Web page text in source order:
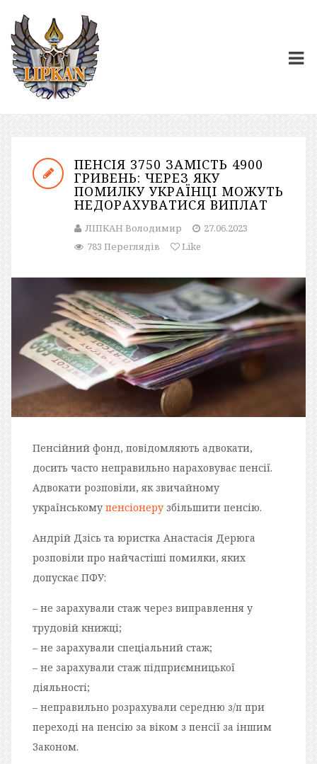
ПЕНСІЯ 3750 ЗАМІСТЬ 4900
ГРИВЕНЬ: ЧЕРЕЗ ЯКУ
ПОМИЛКУ УКРАЇНЦІ МОЖУТЬ
НЕДОРАХУВАТИСЯ ВИПЛАТ
ЛІПКАН Володимир
27.06.2023
783 Переглядів
Like
Пенсійний фонд, повідомляють адвокати,
досить часто неправильно нараховуває пенсії.
Адвокати розповіли, як звичайному
українському пенсіонеру збільшити пенсію.
Андрій Дзісь та юристка Анастасія Дерюга
розповіли про найчастіші помилки, яких
допускає ПФУ:
– не зарахували стаж через виправлення у
трудовій книжці;
– не зарахували спеціальний стаж;
– не зарахували стаж підприємницької
діяльності;
– неправильно розрахували середню з/п при
переході на пенсію за віком з пенсії за іншим
Законом.